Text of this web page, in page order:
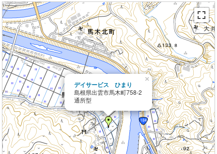
デイサービス ひまり
島根県出雲市馬木町758-2
通所型
×